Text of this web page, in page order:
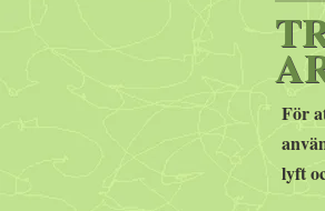
För
lyft